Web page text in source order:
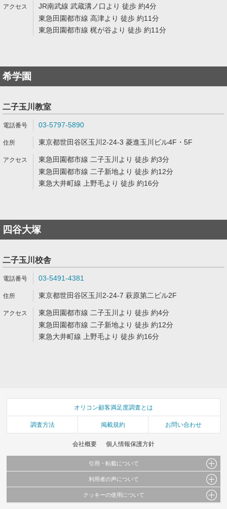
JR南武線 武蔵溝ノ口より 徒歩 約4分
東急田園都市線 高津より 徒歩 約11分
東急田園都市線 梶が谷より 徒歩 約11分
希学園
二子玉川教室
03-5797-5890
東京都世田谷区玉川2-24-3 菱進玉川ビル4F・5F
東急田園都市線 二子玉川より 徒歩 約3分
東急田園都市線 二子新地より 徒歩 約12分
東急大井町線 上野毛より 徒歩 約16分
四谷大塚
二子玉川校舎
03-5491-4381
東京都世田谷区玉川2-24-7 萩原第二ビル2F
東急田園都市線 二子玉川より 徒歩 約4分
東急田園都市線 二子新地より 徒歩 約12分
東急大井町線 上野毛より 徒歩 約16分
オリコン顧客満足度調査とは
調査方法 掲載規約 お問い合わせ
会社概要 個人情報保護方針
引用・転載について
当サイトで公開されている情報（文字、写真、イラスト、画像データ等）及びこれらの配
これらの情報を権利者の許可なく無断転載・複製などの二次利用を行うことは固く禁じて
利用者の声について
当サイトに掲載している内容はすべてサービスの利用者が提出された見解・感想です。
クッキーの使用について